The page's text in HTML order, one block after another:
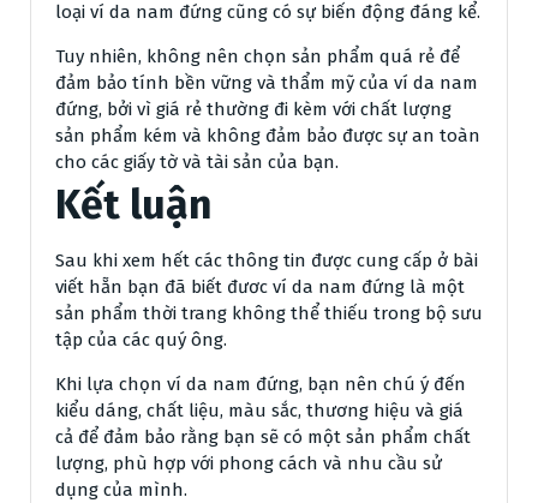
loại ví da nam đứng cũng có sự biến động đáng kể.
Tuy nhiên, không nên chọn sản phẩm quá rẻ để
đảm bảo tính bền vững và thẩm mỹ của ví da nam
đứng, bởi vì giá rẻ thường đi kèm với chất lượng
sản phẩm kém và không đảm bảo được sự an toàn
cho các giấy tờ và tài sản của bạn.
Kết luận
Sau khi xem hết các thông tin được cung cấp ở bài
viết hẵn bạn đã biết đươc ví da nam đứng là một
sản phẩm thời trang không thể thiếu trong bộ sưu
tập của các quý ông.
Khi lựa chọn ví da nam đứng, bạn nên chú ý đến
kiểu dáng, chất liệu, màu sắc, thương hiệu và giá
cả để đảm bảo rằng bạn sẽ có một sản phẩm chất
lượng, phù hợp với phong cách và nhu cầu sử
dụng của mình.